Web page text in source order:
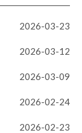
2026-03-23
2026-03-12
2026-03-09
2026-02-24
2026-02-23